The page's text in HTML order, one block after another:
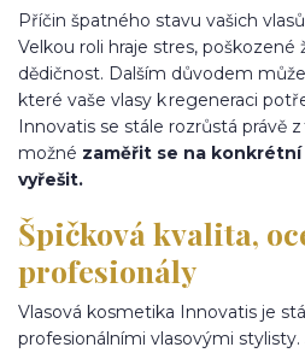
Příčin špatného stavu vašich
Velkou roli hraje stres,
dědičnost. Dalším důvodem
které vaše vlasy k regeneraci
Innovatis se stále rozrůstá právě
možné zaměřit se na
vyřešit.
Špičková kvalita,
profesionály
Vlasová kosmetika Innovatis je
profesionálními vlasovými